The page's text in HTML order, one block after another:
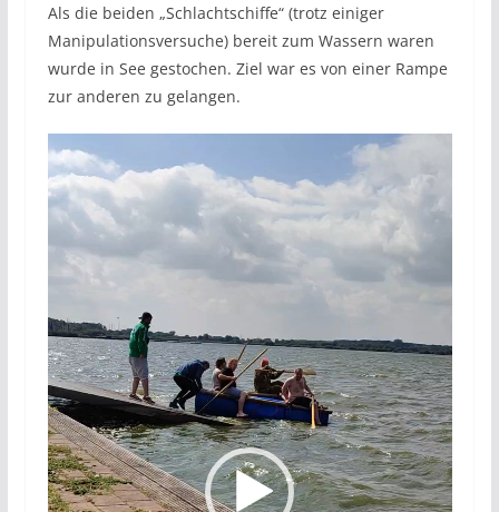
Als die beiden „Schlachtschiffe“ (trotz einiger
Manipulationsversuche) bereit zum Wassern waren
wurde in See gestochen. Ziel war es von einer Rampe
zur anderen zu gelangen.
Video-
Player